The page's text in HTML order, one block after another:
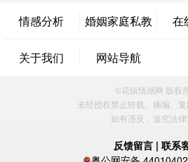
辽宁-大连 176****2843
属情感方案
微信用户 墨笙 通过此
案
江苏-苏州 188****5187
微信用户 谢思明 通过
方案
情感分析 婚姻家庭私教 在
关于我们 网站导航
©花镇情感网 版权
未经授权禁止转载、摘编、
如有违反，追究法律
反馈留言 | 联系